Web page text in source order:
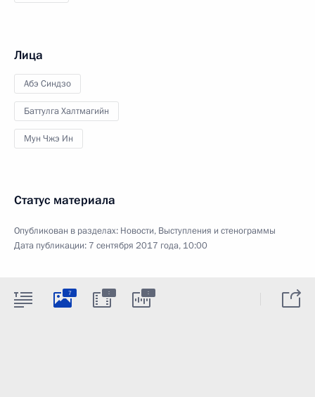
Лица
Абэ Синдзо
Баттулга Халтмагийн
Мун Чжэ Ин
Статус материала
Опубликован в разделах: Новости, Выступления и стенограммы
Дата публикации: 7 сентября 2017 года, 10:00
7 : :